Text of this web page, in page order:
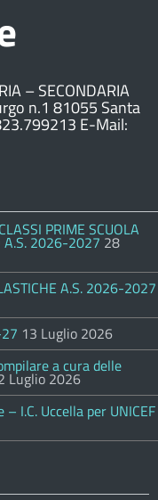
– SECONDARIA
n.1 81055 Santa
E-Mail:
PRIME SCUOLA
A.S. 2026-2027 28
A.S. 2026-2027
13 Luglio 2026
a cura delle
Luglio 2026
I.C. Uccella per UNICEF